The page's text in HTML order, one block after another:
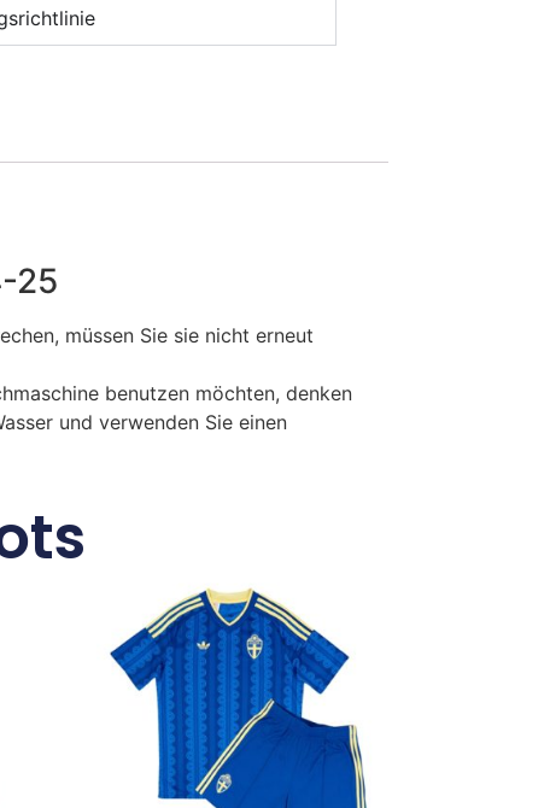
25
müssen Sie sie nicht erneut
benutzen möchten, denken
und verwenden Sie einen